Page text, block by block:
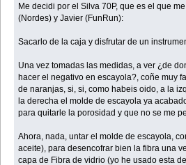
Me decidi por el Silva 70P, que es el que
(Nordes) y Javier (FunRun):
Sacarlo de la caja y disfrutar de un
Una vez tomadas las medidas, a ver ¿de
hacer el negativo en escayola?, coñe muy
de naranjas, si, si, como habeis oido, a la
la derecha el molde de escayola ya
para quitarle la porosidad y que no se me
Ahora, nada, untar el molde de escayola,
aceite), para desencofrar bien la fibra una
capa de Fibra de vidrio (yo he usado esta